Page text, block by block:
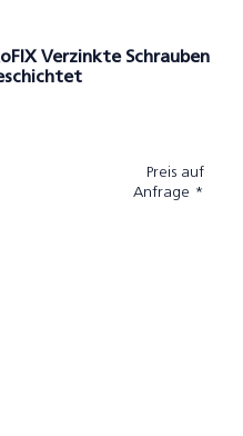
Verzinkte Schrauben
Preis auf
Anfrage *